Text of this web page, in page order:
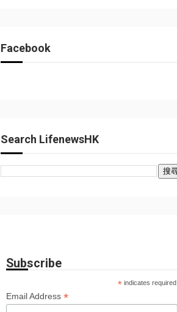
Facebook
Search LifenewsHK
Subscribe
* indicates required
Email Address *